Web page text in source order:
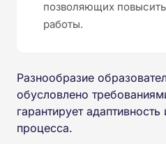
позволяющих
работы.
Разнообразие
обусловлено
гарантирует
процесса.